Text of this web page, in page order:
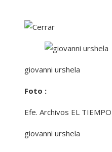
giovanni urshela
Foto :
Efe. Archivos EL TIEMPO
giovanni urshela